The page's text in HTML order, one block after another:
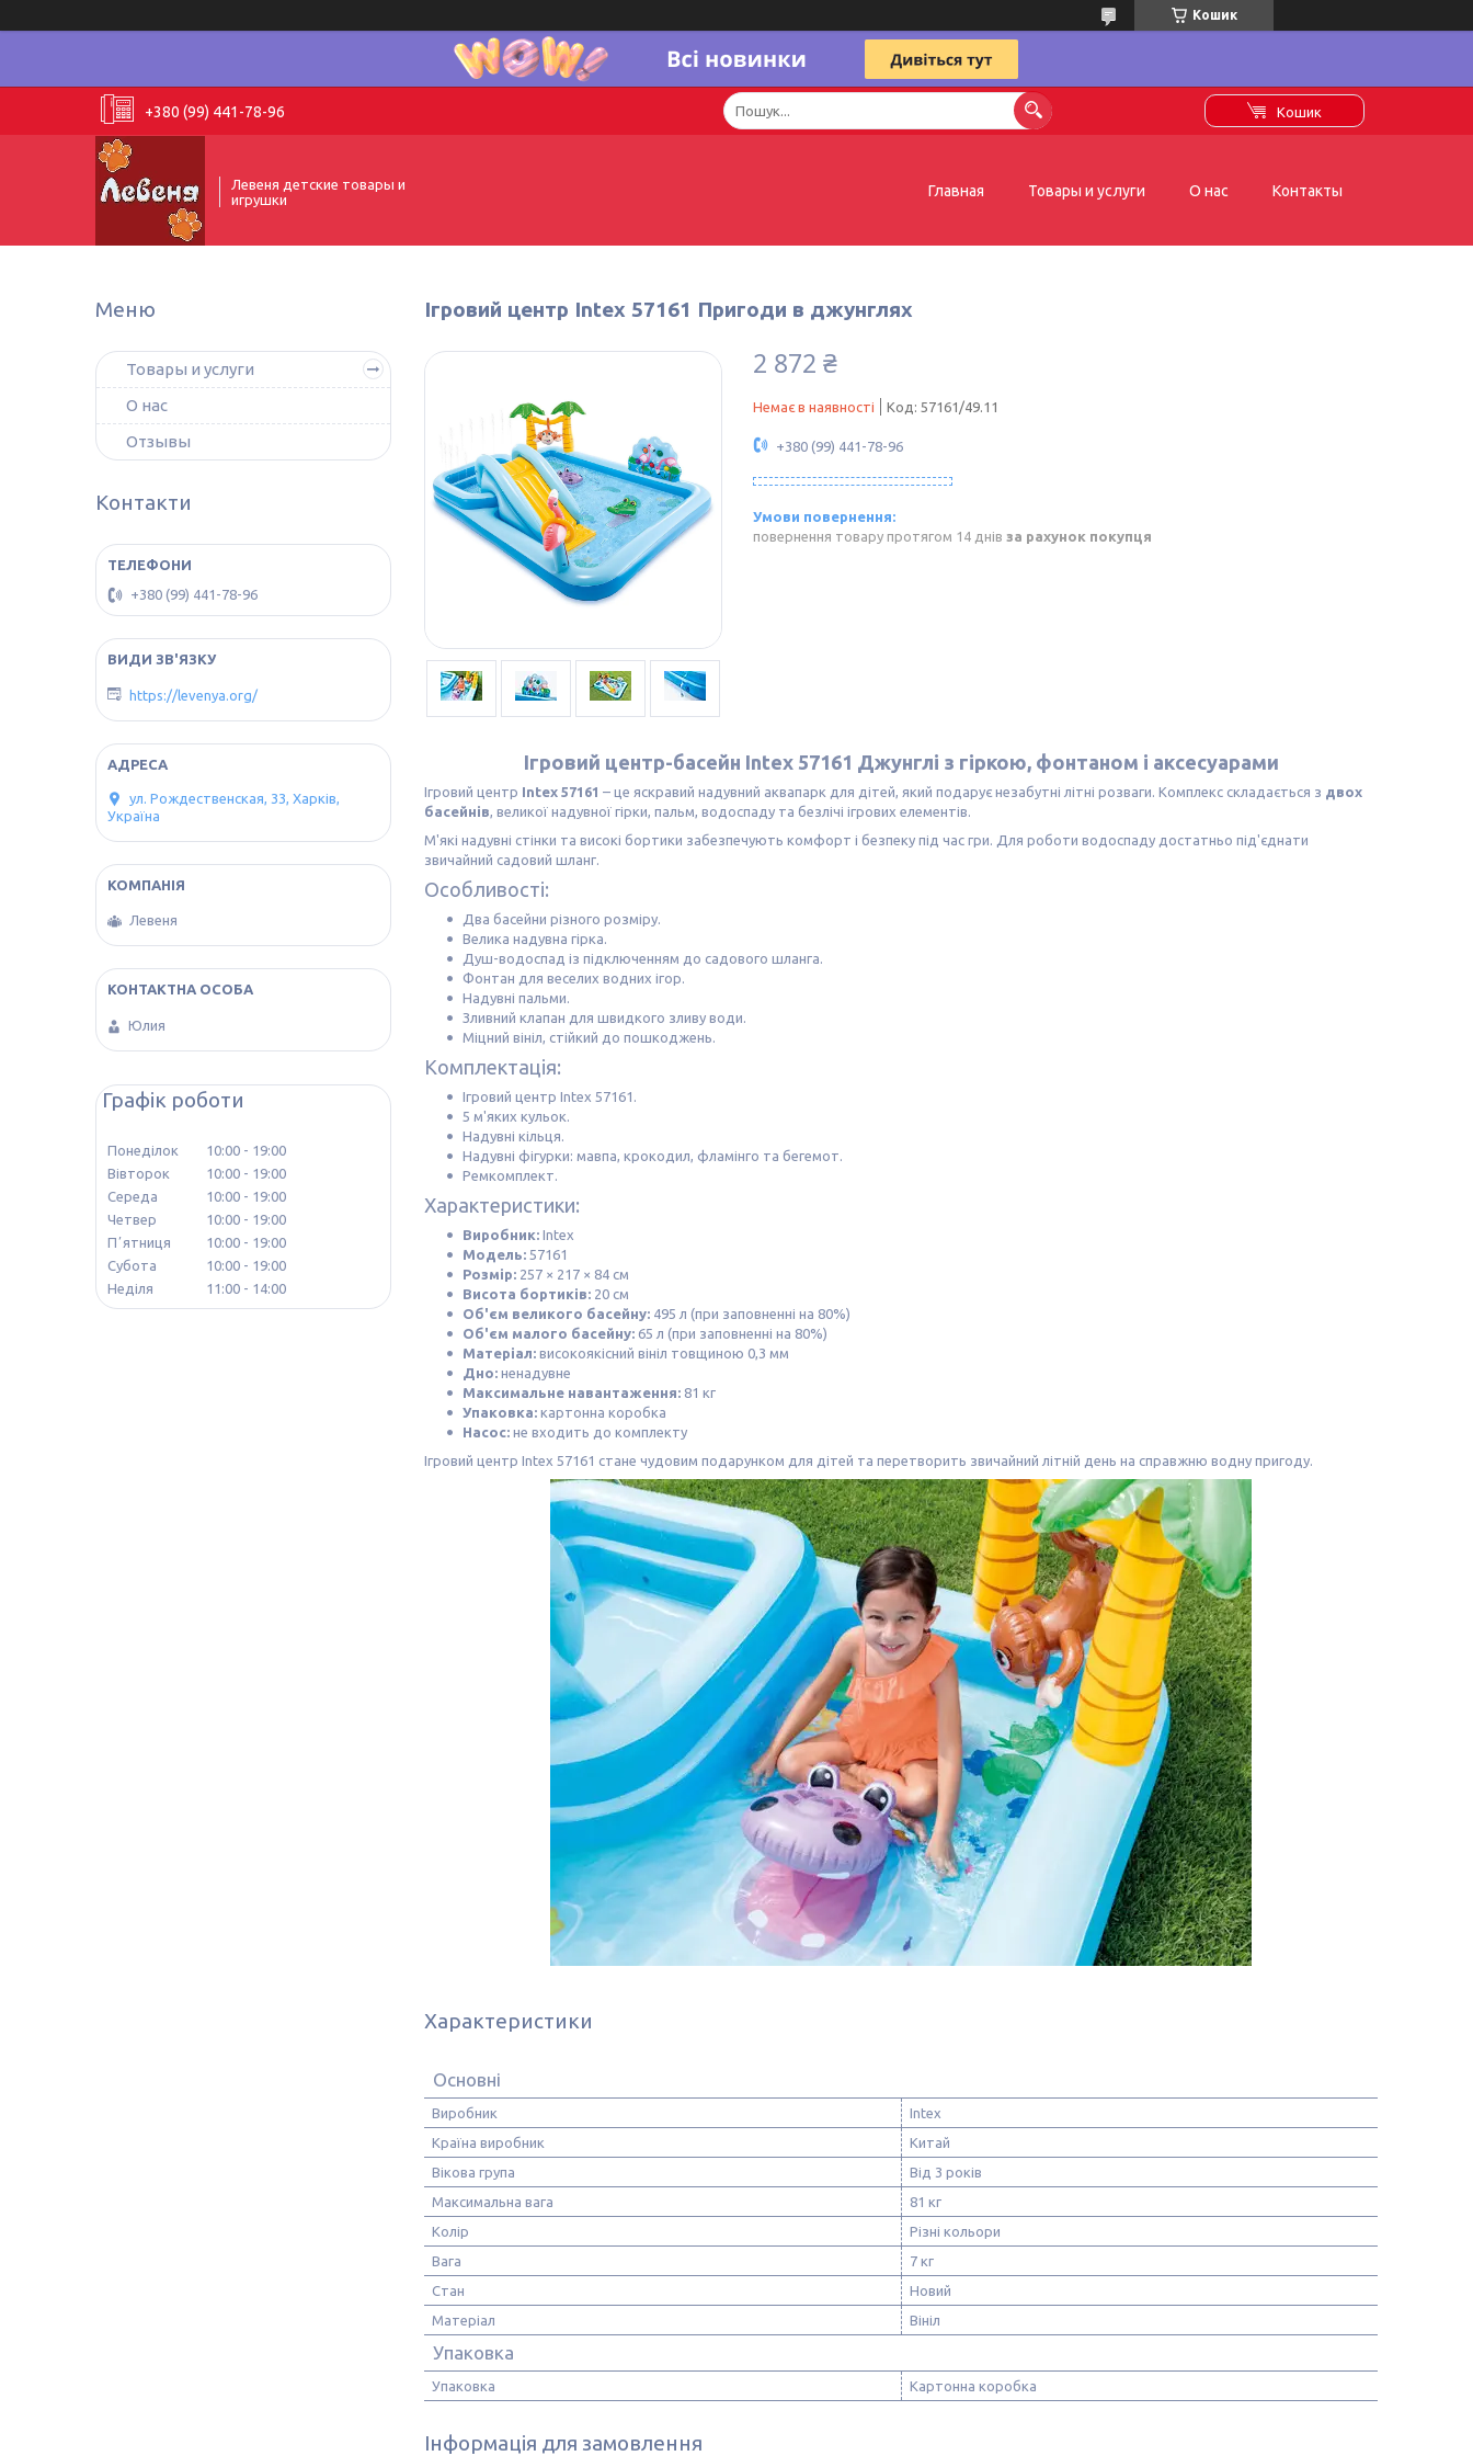
Кошик
+380 (99) 441-78-96 Кошик
Левеня детские товары и
игрушки
Главная Товары и услуги О нас Контакты
Ігровий центр Intex 57161 Пригоди в джунглях
2 872 ₴
Немає в наявності Код: 57161/49.11
+380 (99) 441-78-96
повернення товару протягом 14 днів за рахунок покупця
Ігровий центр-басейн Intex 57161 Джунглі з гіркою, фонтаном і аксесуарами
Ігровий центр Intex 57161 – це яскравий надувний аквапарк для дітей, який подарує незабутні літні розваги. Комплекс складається з двох
басейнів, великої надувної гірки, пальм, водоспаду та безлічі ігрових елементів.
М'які надувні стінки та високі бортики забезпечують комфорт і безпеку під час гри. Для роботи водоспаду достатньо під'єднати
звичайний садовий шланг.
Особливості:
Два басейни різного розміру.
Велика надувна гірка.
Душ-водоспад із підключенням до садового шланга.
Фонтан для веселих водних ігор.
Надувні пальми.
Зливний клапан для швидкого зливу води.
Міцний вініл, стійкий до пошкоджень.
Комплектація:
Ігровий центр Intex 57161.
5 м'яких кульок.
Надувні кільця.
Надувні фігурки: мавпа, крокодил, фламінго та бегемот.
Ремкомплект.
Характеристики:
Виробник: Intex
Модель: 57161
Розмір: 257 × 217 × 84 см
Висота бортиків: 20 см
Об'єм великого басейну: 495 л (при заповненні на 80%)
Об'єм малого басейну: 65 л (при заповненні на 80%)
Матеріал: високоякісний вініл товщиною 0,3 мм
Дно: ненадувне
Максимальне навантаження: 81 кг
Упаковка: картонна коробка
Насос: не входить до комплекту
Ігровий центр Intex 57161 стане чудовим подарунком для дітей та перетворить звичайний літній день на справжню водну пригоду.
Характеристики
Основні
Виробник
Intex
Країна виробник
Китай
Вікова група
Від 3 років
Максимальна вага
81 кг
Колір
Різні кольори
Вага
7 кг
Стан
Новий
Матеріал
Вініл
Упаковка
Упаковка Картонна коробка
Інформація для замовлення
Товары и услуги
О нас
Отзывы
Контакти
+380 (99) 441-78-96
https://levenya.org/
ул. Рождественская, 33, Харків,
Україна
Левеня
Юлия
Графік роботи
Понеділок 10:00
19:00
Вівторок
10:00
19:00
Середа
10:00
19:00
Четвер
10:00
19:00
Пʼятниця
10:00
19:00
Субота
10:00
19:00
Неділя
11:00 14:00